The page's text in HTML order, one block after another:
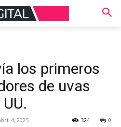
los primeros
de uvas
4, 2025 0
324